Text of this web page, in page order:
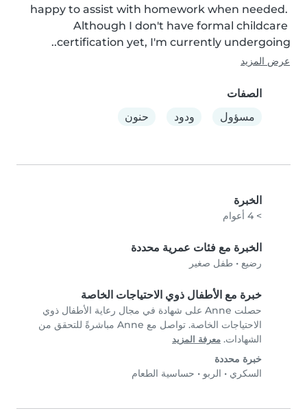
happy to assist with homework when needed.
Although I don't have formal childcare
certification yet, I'm currently undergoing..
عرض المزيد
الصفات
مسؤول
ودود حنون
الخبرة
> 4 أعوام
الخبرة مع فئات عمرية محددة
رضيع • طفل صغير
خبرة مع الأطفال ذوي الاحتياجات الخاصة
حصلت Anne على شهادة في مجال رعاية الأطفال ذوي
الاحتياجات الخاصة. تواصل مع Anne مباشرةً للتحقق من
الشهادات. معرفة المزيد
خبرة محددة
السكري • الربو • حساسية الطعام